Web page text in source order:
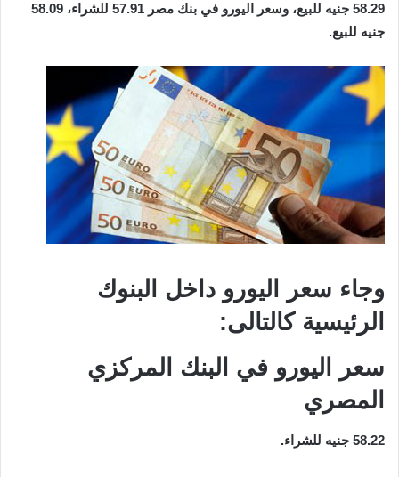
58.29 جنيه للبيع، وسعر اليورو في بنك مصر 57.91 للشراء، 58.09
جنيه للبيع.
وجاء سعر اليورو داخل البنوك
الرئيسية كالتالى:
سعر اليورو في البنك المركزي
المصري
58.22 جنيه للشراء.